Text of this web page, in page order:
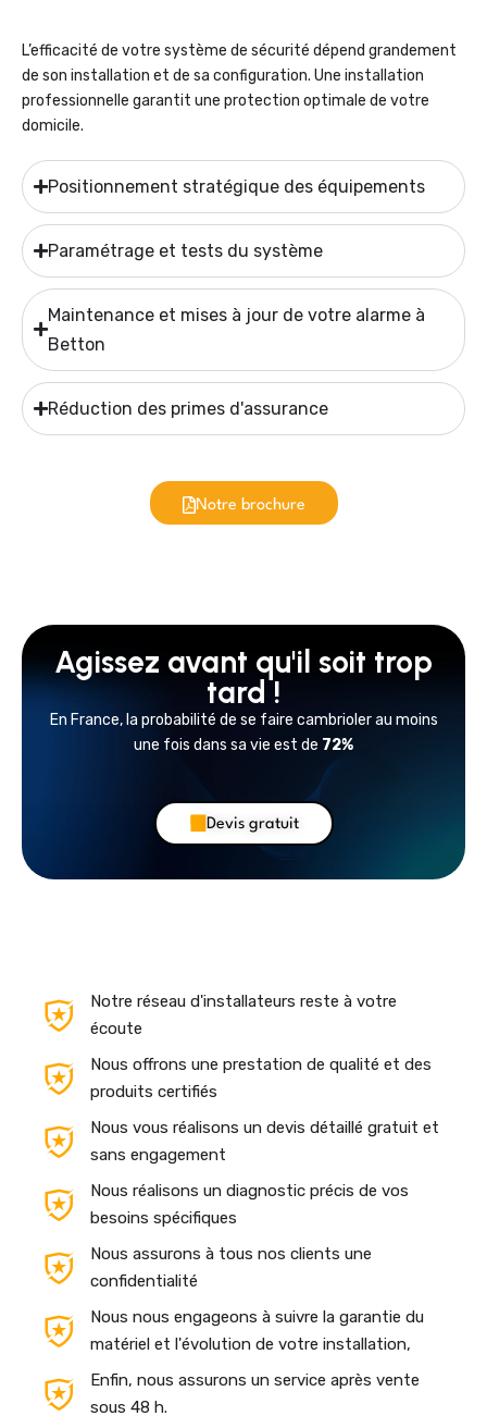
L’efficacité de votre système de sécurité dépend grandement
de son installation et de sa configuration. Une installation
professionnelle garantit une protection optimale de votre
domicile.
Positionnement stratégique des équipements
Paramétrage et tests du système
Maintenance et mises à jour de votre alarme à
Betton
Réduction des primes d'assurance
Notre brochure
Agissez avant qu'il soit trop
tard !
En France, la probabilité de se faire cambrioler au moins
une fois dans sa vie est de 72%
Devis gratuit
Notre réseau d'installateurs reste à votre
écoute
Nous offrons une prestation de qualité et des
produits certifiés
Nous vous réalisons un devis détaillé gratuit et
sans engagement
Nous réalisons un diagnostic précis de vos
besoins spécifiques
Nous assurons à tous nos clients une
confidentialité
Nous nous engageons à suivre la garantie du
matériel et l'évolution de votre installation,
Enfin, nous assurons un service après vente
sous 48 h.